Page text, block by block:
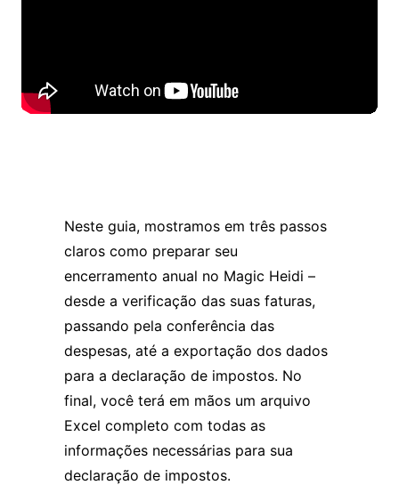
Neste guia, mostramos em três passos
claros como preparar seu
encerramento anual no Magic Heidi –
desde a verificação das suas faturas,
passando pela conferência das
despesas, até a exportação dos dados
para a declaração de impostos. No
final, você terá em mãos um arquivo
Excel completo com todas as
informações necessárias para sua
declaração de impostos.